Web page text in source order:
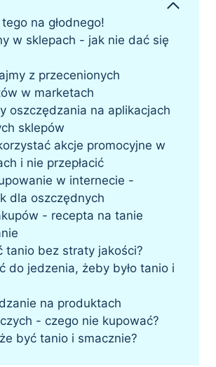
na głodnego!
w sklepach - jak nie dać się
z przecenionych
w marketach
oszczędzania na aplikacjach
sklepów
akcje promocyjne w
i nie przepłacić
w internecie -
dla oszczędnych
- recepta na tanie
tanio bez straty jakości?
do jedzenia, żeby było tanio i
na produktach
- czego nie kupować?
być tanio i smacznie?